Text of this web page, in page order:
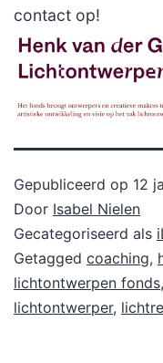
contact op!
Gepubliceerd op 12
Door Isabel Nielen
Gecategoriseerd als
Getagged coaching,
lichtontwerpen fonds,
lichtontwerper,